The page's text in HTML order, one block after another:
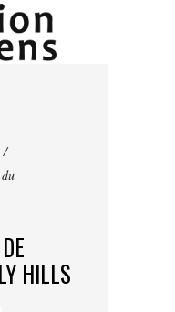
HILLS